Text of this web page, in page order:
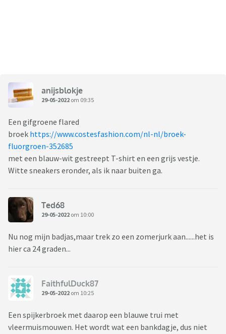
anijsblokje
29-05-2022 om 09:35
Een gifgroene flared
broek https://www.costesfashion.com/nl-nl/broek-
fluorgroen-352685
met een blauw-wit gestreept T-shirt en een grijs vestje.
Witte sneakers eronder, als ik naar buiten ga.
Ted68
29-05-2022 om 10:00
Nu nog mijn badjas,maar trek zo een zomerjurk aan......het is
hier ca 24 graden...
FaithfulDuck87
29-05-2022 om 10:25
Een spijkerbroek met daarop een blauwe trui met
vleermuismouwen. Het wordt wat een bankdagje, dus niet